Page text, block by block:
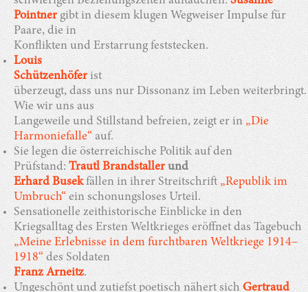
Pointnergibt in diesem klugen Wegweiser Impulse für
Paare, die in
Konflikten und Erstarrung feststecken.
Louis
Schützenhöferist
überzeugt, dass uns nur Dissonanz im Leben weiterbringt.
Wie wir uns aus
Langeweile und Stillstand befreien, zeigt er in„Die
Harmoniefalle“auf.
Sie legen die österreichische Politik auf den
Prüfstand:Trautl Brandstallerund
Erhard Busekfällen in ihrer Streitschrift„Republik im
Umbruch“ein schonungsloses Urteil.
Sensationelle zeithistorische Einblicke in den
Kriegsalltag des Ersten Weltkrieges eröffnet das Tagebuch
„Meine Erlebnisse in dem furchtbaren Weltkriege 1914–
1918“des Soldaten
Franz Arneitz.
Ungeschönt und zutiefst poetisch nähert sichGertraud